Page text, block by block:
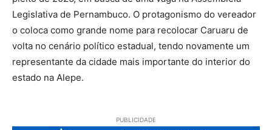
Legislativa de Pernambuco. O protagonismo do vereador
o coloca como grande nome para recolocar Caruaru de
volta no cenário político estadual, tendo novamente um
representante da cidade mais importante do interior do
estado na Alepe.
PUBLICIDADE